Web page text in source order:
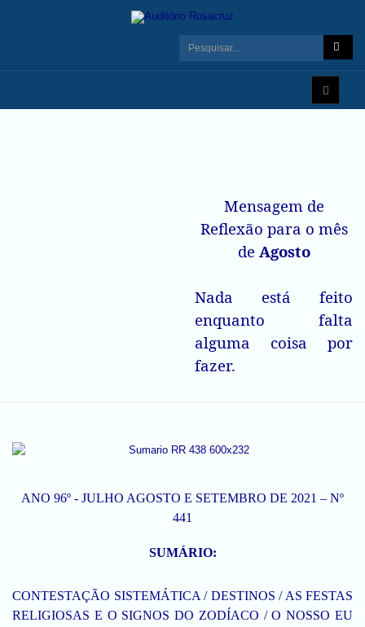
Mensagem de
Reflexão para o mês
de Agosto
Nada está feito
enquanto falta
alguma coisa por
fazer.
ANO 96º - JULHO AGOSTO E SETEMBRO DE 2021 – Nº
441
SUMÁRIO:
CONTESTAÇÃO SISTEMÁTICA / DESTINOS / AS FESTAS
RELIGIOSAS E O SIGNOS DO ZODÍACO / O NOSSO EU